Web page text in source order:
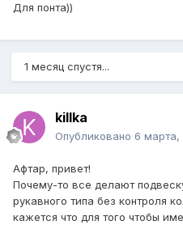
Для понта))
1 месяц спустя...
killka
Опубликовано 6 марта,
Афтар, привет!
Почему-то все делают
рукавного типа без контроля
кажется что для того чтобы